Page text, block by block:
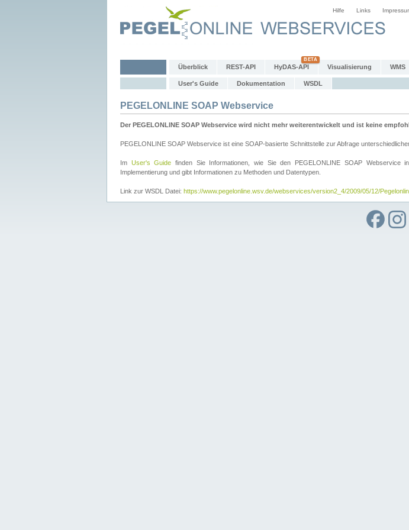
Hilfe Links
Überblick REST-API HyDAS-API Visualisierung WMS
User's Guide Dokumentation WSDL
PEGELONLINE SOAP Webservice
Der PEGELONLINE SOAP Webservice wird nicht mehr weiterentwickelt und ist keine
PEGELONLINE SOAP Webservice ist eine SOAP-basierte Schnittstelle zur Abfrage
Im User's Guide finden Sie Informationen, wie Sie den PEGELONLINE SOAP Webservice
Implementierung und gibt Informationen zu Methoden und Datentypen.
Link zur WSDL Datei: https://www.pegelonline.wsv.de/webservices/version2_4/2009/05/12/